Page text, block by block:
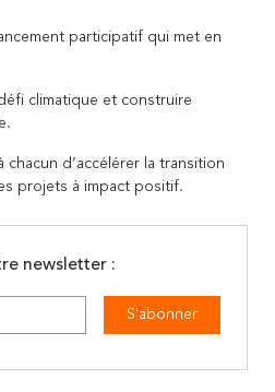
participatif qui met en
climatique et construire
chacun d’accélérer la transition
projets à impact positif.
newsletter :
S'abonner